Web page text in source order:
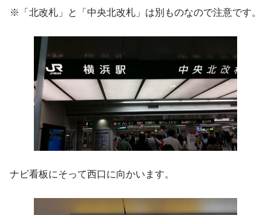
※「北改札」と「中央北改札」は別ものなので注意です。
ナビ看板にそって西口に向かいます。